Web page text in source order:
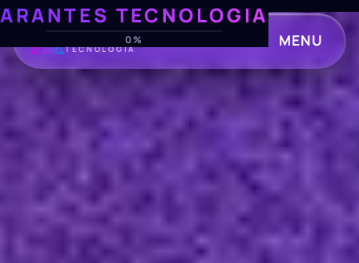
ARANTES TECNOLOGIA
0%
ARANTES
TECNOLOGIA MENU